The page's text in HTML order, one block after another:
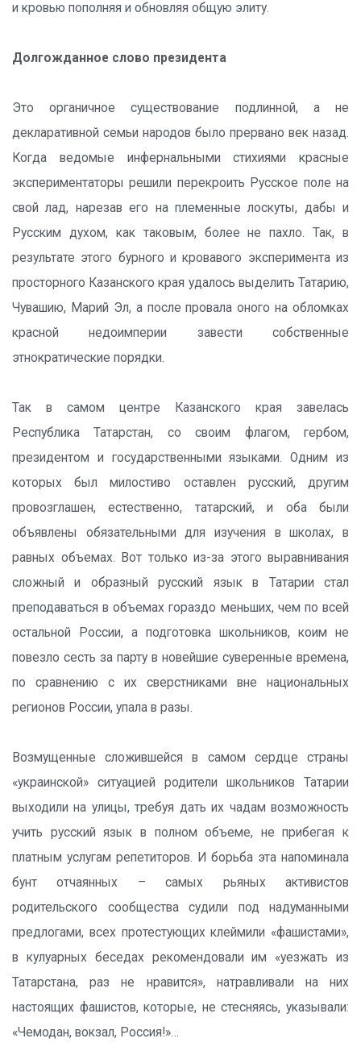
и кровью пополняя и обновляя общую элиту.
Долгожданное слово президента
Это органичное существование подлинной, а не
декларативной семьи народов было прервано век назад.
Когда ведомые инфернальными стихиями красные
экспериментаторы решили перекроить Русское поле на
свой лад, нарезав его на племенные лоскуты, дабы и
Русским духом, как таковым, более не пахло. Так, в
результате этого бурного и кровавого эксперимента из
просторного Казанского края удалось выделить Татарию,
Чувашию, Марий Эл, а после провала оного на обломках
красной недоимперии завести собственные
этнократические порядки.
Так в самом центре Казанского края завелась
Республика Татарстан, со своим флагом, гербом,
президентом и государственными языками. Одним из
которых был милостиво оставлен русский, другим
провозглашен, естественно, татарский, и оба были
объявлены обязательными для изучения в школах, в
равных объемах. Вот только из-за этого выравнивания
сложный и образный русский язык в Татарии стал
преподаваться в объемах гораздо меньших, чем по всей
остальной России, а подготовка школьников, коим не
повезло сесть за парту в новейшие суверенные времена,
по сравнению с их сверстниками вне национальных
регионов России, упала в разы.
Возмущенные сложившейся в самом сердце страны
«украинской» ситуацией родители школьников Татарии
выходили на улицы, требуя дать их чадам возможность
учить русский язык в полном объеме, не прибегая к
платным услугам репетиторов. И борьба эта напоминала
бунт отчаянных – самых рьяных активистов
родительского сообщества судили под надуманными
предлогами, всех протестующих клеймили «фашистами»,
в кулуарных беседах рекомендовали им «уезжать из
Татарстана, раз не нравится», натравливали на них
настоящих фашистов, которые, не стесняясь, указывали:
«Чемодан, вокзал, Россия!»…